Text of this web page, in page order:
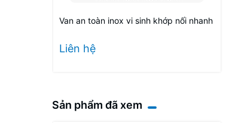
Van an toàn inox vi sinh khớp nối nhanh
Liên hệ
Sản phẩm đã xem